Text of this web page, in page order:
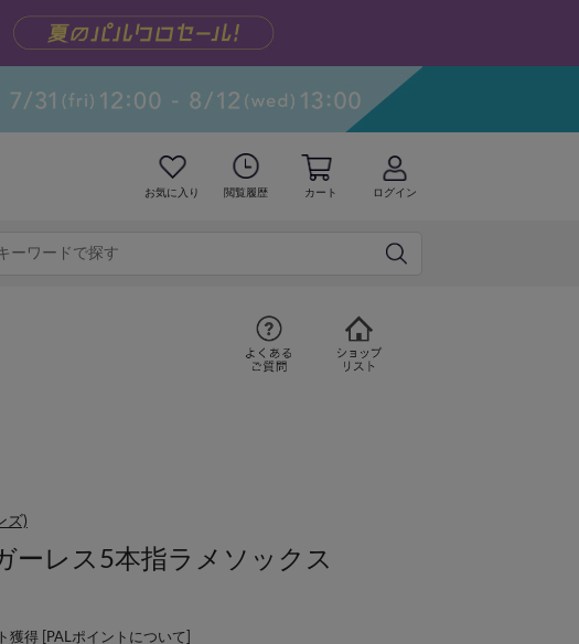
お気に入り 閲覧履歴 カート ログイン
ズ)
ーレス5本指ラメソックス
獲得 [ PALポイントについて